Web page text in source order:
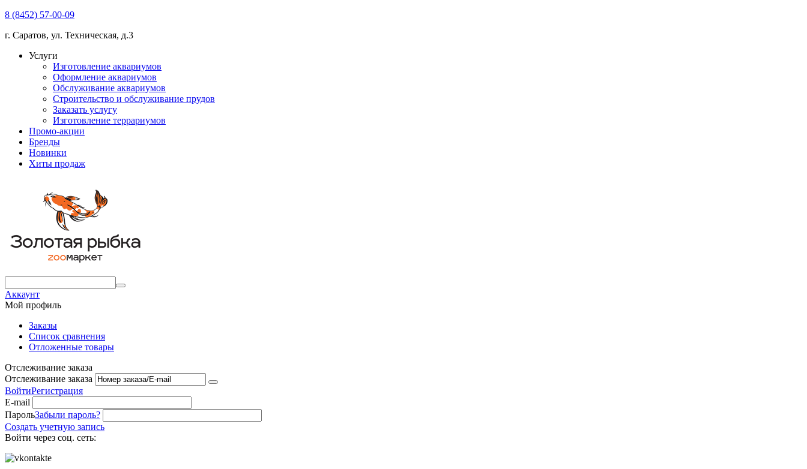
8 (8452) 57-00-09
г. Саратов, ул. Техническая, д.3
Услуги
Изготовление аквариумов
Оформление аквариумов
Обслуживание аквариумов
Строительство и обслуживание прудов
Заказать услугу
Изготовление террариумов
Промо-акции
Бренды
Новинки
Хиты продаж
Аккаунт
Мой профиль
Заказы
Список сравнения
Отложенные товары
Отслеживание заказа
Отслеживание заказа
ВойтиРегистрация
E-mail
ПарольЗабыли пароль?
Создать учетную запись
Войти через соц. сеть: